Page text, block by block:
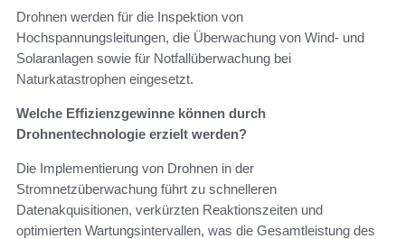
Drohnen werden für die Inspektion von
Hochspannungsleitungen, die Überwachung von Wind- und
Solaranlagen sowie für Notfallüberwachung bei
Naturkatastrophen eingesetzt.
Welche Effizienzgewinne können durch
Drohnentechnologie erzielt werden?
Die Implementierung von Drohnen in der
Stromnetzüberwachung führt zu schnelleren
Datenakquisitionen, verkürzten Reaktionszeiten und
optimierten Wartungsintervallen, was die Gesamtleistung des